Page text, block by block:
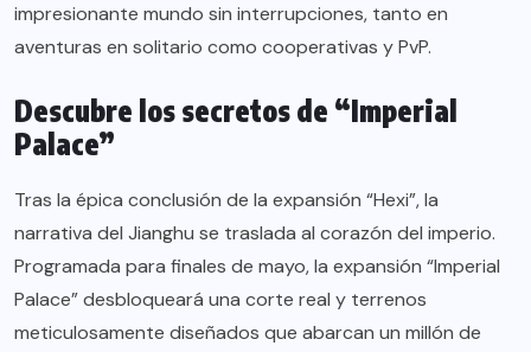
impresionante mundo sin interrupciones, tanto en
aventuras en solitario como cooperativas y PvP.
Descubre los secretos de “Imperial
Palace”
Tras la épica conclusión de la expansión “Hexi”, la
narrativa del Jianghu se traslada al corazón del imperio.
Programada para finales de mayo, la expansión “Imperial
Palace” desbloqueará una corte real y terrenos
meticulosamente diseñados que abarcan un millón de